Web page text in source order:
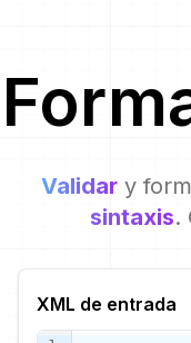
Validar y
sintaxis.
XML de entrada